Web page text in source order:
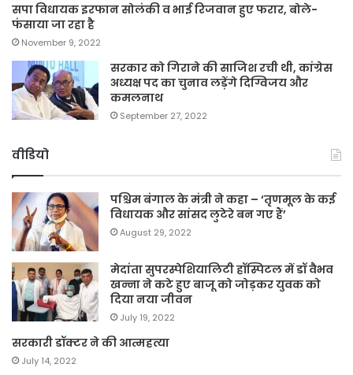
सपा विधायक इरफान सोलंकी व भाई रिजवान हुए फरार, बोले-
फंसाया जा रहा है
November 9, 2022
सरकार को गिराने की साजिश रची थी, कांग्रेस
अध्यक्ष पद का चुनाव लड़ेंगे दिग्विजय और
कमलनाथ
September 27, 2022
वीडियो
पश्चिम बंगाल के मंत्री ने कहा – ‘तृणमूल के कई
विधायक और सांसद लुटेरे बन गए हैं’
August 29, 2022
मेदांता सुपरस्पेशियालिटी हॉस्पिटल में डॉ वैभव
खन्ना ने कटे हुए बाजू को जोड़कर युवक को
दिया नया जीवन
July 19, 2022
सरकारी डॉक्टर ने की आत्महत्या
July 14, 2022